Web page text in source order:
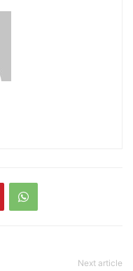
Next article